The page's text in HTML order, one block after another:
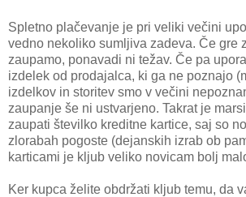
Spletno plačevanje je pri veliki večini
vedno nekoliko sumljiva zadeva. Če gre
zaupamo, ponavadi ni težav. Če pa
izdelek od prodajalca, ki ga ne poznajo
izdelkov in storitev smo v večini
zaupanje še ni ustvarjeno. Takrat je
zaupati številko kreditne kartice, saj so
zlorabah pogoste (dejanskih izrab ob
karticami je kljub veliko novicam bolj
Ker kupca želite obdržati kljub temu, da